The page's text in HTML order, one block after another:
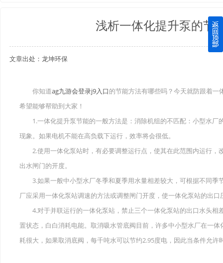
四川玻璃钢化粪池逐渐取代传统玻璃钢化粪池的这几点原因
关于重庆玻璃钢化粪池的这些基础知识你都记住了吗？
在安装绵阳玻璃钢化粪池时可能遇到这些难题
使用成都玻璃钢化粪池的七大好处你都记住了吗？
浅析一体化提升泵的节
文章出处：龙坤环保
你知道ag九游会登录j9入口的节能方法有哪些吗？今天就防跟着
希望能够帮助到大家！
1.一体化提升泵节能的一般方法是：消除机组的不匹配：小型水厂
现象。如果电机不能在高负载下运行，效率将会很低。
2.使用一体化泵站时，有必要调整运行点，使其在此范围内运行，
出水闸门的开度。
3.如果一般中小型水厂冬季和夏季用水量相差较大，可根据不同季
厂应采用一体化泵站调速的方法或调整闸门开度，使一体化泵站的出
4.对于并联运行的一体化泵站，禁止三个一体化泵站的出口水头相
置状态，白白消耗电能。取消吸水管底阀目前，许多中小型水厂在一
耗很大，如果取消底阀，每千吨水可以节约2.95度电，因此当条件允